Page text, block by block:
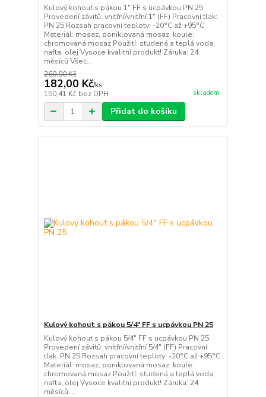
Kulový kohout s pákou 1" FF s ucpávkou PN 25
Provedení závitů: vnitřní/vnitřní 1" (FF) Pracovní tlak:
PN 25 Rozsah pracovní teploty: -20°C až +95°C
Materiál: mosaz, poniklovaná mosaz, koule:
chromovaná mosaz Použití: studená a teplá voda,
nafta, olej Vysoce kvalitní produkt! Záruka: 24
měsíců Všec...
260,00 Kč
182,00 Kč/ks
150,41 Kč bez DPH skladem
Přidat do košíku
Kulový kohout s pákou 5/4" FF s ucpávkou PN 25
Kulový kohout s pákou 5/4" FF s ucpávkou PN 25
Provedení závitů: vnitřní/vnitřní 5/4" (FF) Pracovní
tlak: PN 25 Rozsah pracovní teploty: -20°C až +95°C
Materiál: mosaz, poniklovaná mosaz, koule:
chromovaná mosaz Použití: studená a teplá voda,
nafta, olej Vysoce kvalitní produkt! Záruka: 24
měsíců ...